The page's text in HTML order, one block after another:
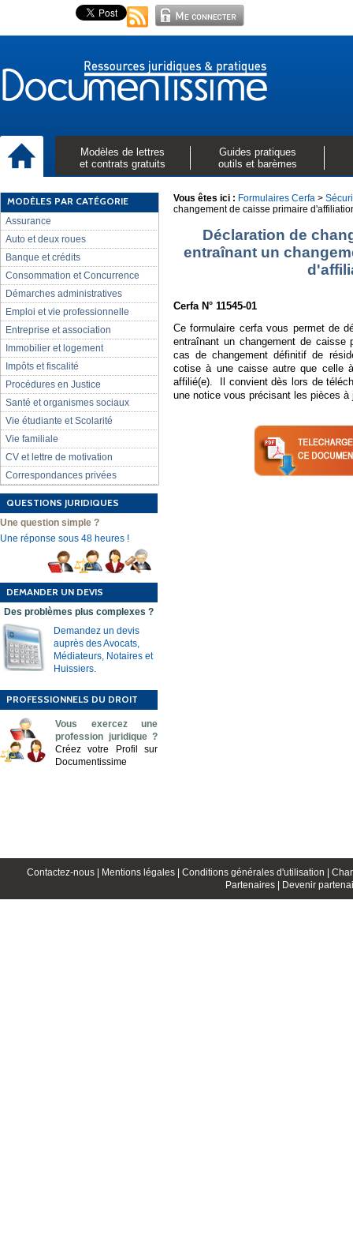
Modèles de lettres
et contrats gratuits
Guides pratiques
outils et barèmes
MODÈLES PAR CATÉGORIE
Assurance
Auto et deux roues
Banque et crédits
Consommation et Concurrence
Démarches administratives
Emploi et vie professionnelle
Entreprise et association
Immobilier et logement
Impôts et fiscalité
Procédures en Justice
Santé et organismes sociaux
Vie étudiante et Scolarité
Vie familiale
CV et lettre de motivation
Correspondances privées
QUESTIONS JURIDIQUES
Une question simple ?
Une réponse sous 48 heures !
DEMANDER UN DEVIS
Des problèmes plus complexes ?
Demandez un devis
auprès des Avocats,
Médiateurs, Notaires et
Huissiers.
PROFESSIONNELS DU DROIT
Vous exercez une
profession juridique ?
Créez votre Profil sur
Documentissime
Vous êtes ici : Formulaires Cerfa >
changement de caisse primaire
Déclaration de
entraînant un
Cerfa N° 11545-01
Ce formulaire cerfa vous permet de
entraînant un changement de caisse
cas de changement définitif de
cotise à une caisse autre que celle
affilié(e). Il convient dès lors de
une notice vous précisant les pièces à
Contactez-nous | Mentions légales | Conditions générales d'utilisation |
Partenaires |
Devenir